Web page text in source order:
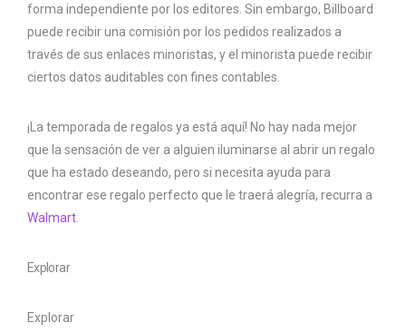
forma independiente por los editores. Sin embargo, Billboard
puede recibir una comisión por los pedidos realizados a
través de sus enlaces minoristas, y el minorista puede recibir
ciertos datos auditables con fines contables.
¡La temporada de regalos ya está aquí! No hay nada mejor
que la sensación de ver a alguien iluminarse al abrir un regalo
que ha estado deseando, pero si necesita ayuda para
encontrar ese regalo perfecto que le traerá alegría, recurra a
Walmart.
Explorar
Explorar